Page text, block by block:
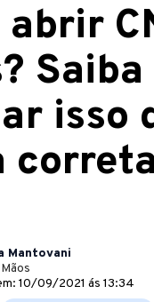
abrir
Saiba
isso
correta
Mantovani
10/09/2021 ás 13:34